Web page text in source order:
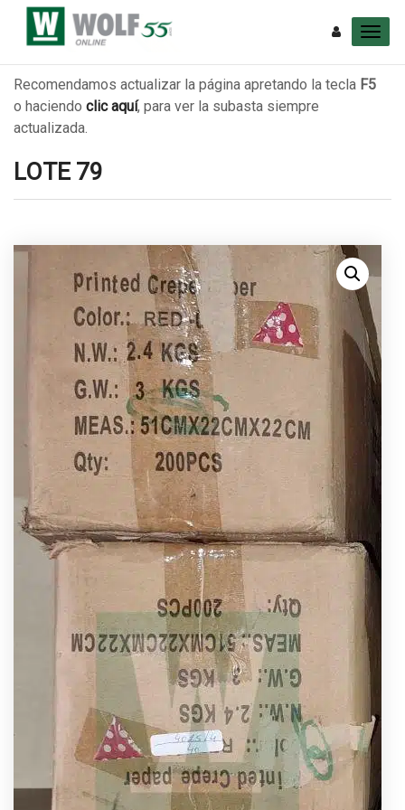
Recomendamos actualizar la página apretando la tecla F5
o haciendo clic aquí, para ver la subasta siempre
actualizada.
LOTE 79